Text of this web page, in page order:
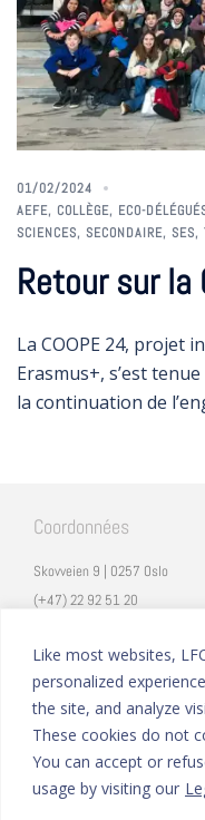
Like most websites,
personalized
the site, and analyze
These cookies do not
You can accept or
usage by visiting our
01/02/2024
AEFE, COLLÈGE, ECO-
SCIENCES, SECONDAIRE, SES,
Retour sur la
La COOPE 24, projet
Erasmus+, s’est
la continuation de
Coordonnées
Skovveien 9 | 0257 Oslo
(+47) 22 92 51 20
Vulkan 11 | 0178 Oslo
Suivez nous